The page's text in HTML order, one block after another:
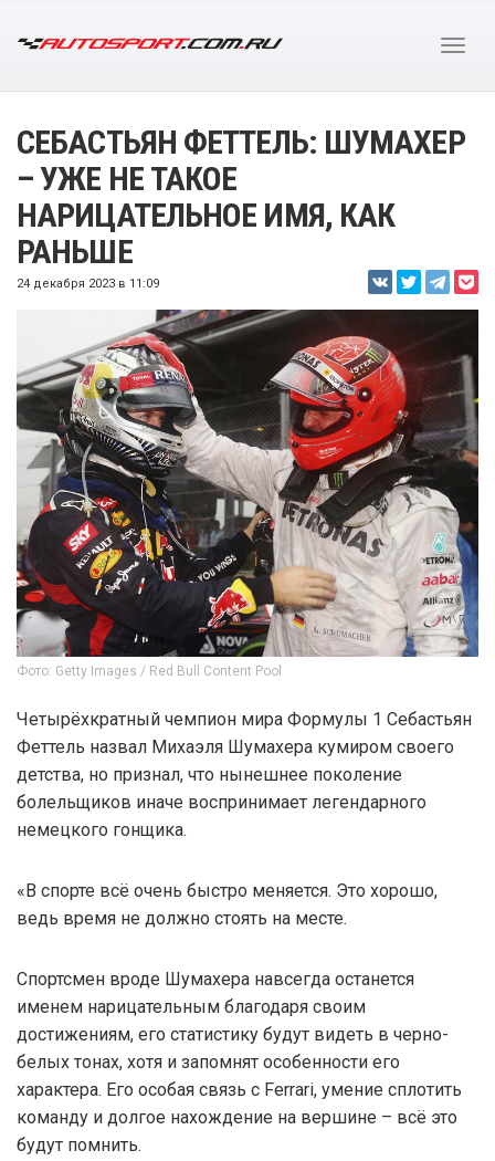
СЕБАСТЬЯН ФЕТТЕЛЬ: ШУМАХЕР
– УЖЕ НЕ ТАКОЕ
НАРИЦАТЕЛЬНОЕ ИМЯ, КАК
РАНЬШЕ
24 декабря 2023 в 11:09
Фото: Getty Images / Red Bull Content Pool
Четырёхкратный чемпион мира Формулы 1 Себастьян
Феттель назвал Михаэля Шумахера кумиром своего
детства, но признал, что нынешнее поколение
болельщиков иначе воспринимает легендарного
немецкого гонщика.
«В спорте всё очень быстро меняется. Это хорошо,
ведь время не должно стоять на месте.
Спортсмен вроде Шумахера навсегда останется
именем нарицательным благодаря своим
достижениям, его статистику будут видеть в черно-
белых тонах, хотя и запомнят особенности его
характера. Его особая связь с Ferrari, умение сплотить
команду и долгое нахождение на вершине – всё это
будут помнить.